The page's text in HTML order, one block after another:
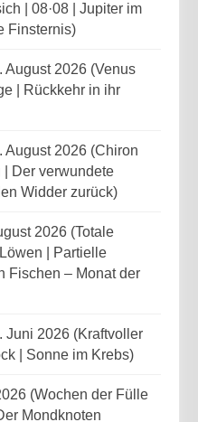
| 08·08 | Jupiter im
Finsternis)
August 2026 (Venus
| Rückkehr in ihr
August 2026 (Chiron
Der verwundete
Widder zurück)
2026 (Totale
| Partielle
Fischen – Monat der
Juni 2026 (Kraftvoller
| Sonne im Krebs)
(Wochen der Fülle
Mondknoten